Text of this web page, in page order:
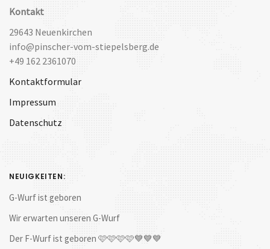
Kontakt
29643 Neuenkirchen
info@pinscher-vom-stiepelsberg.de
+49 162 2361070
Kontaktformular
Impressum
Datenschutz
NEUIGKEITEN:
G-Wurf ist geboren
Wir erwarten unseren G-Wurf
Der F-Wurf ist geboren 🩷🩷🩷🩷💙💙💙